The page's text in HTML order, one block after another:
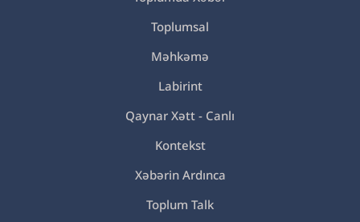
Toplumsal
Məhkəmə
Labirint
Qaynar Xətt - Canlı
Kontekst
Xəbərin Ardınca
Toplum Talk